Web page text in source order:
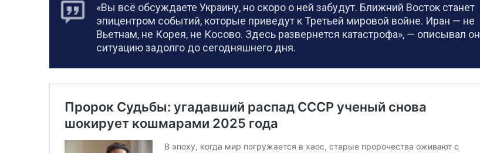
«Вы всё обсуждаете Украину, но скоро о ней забудут. Ближний Восток станет
эпицентром событий, которые приведут к Третьей мировой войне. Иран — не
Вьетнам, не Корея, не Косово. Здесь развернется катастрофа», — описывал он
ситуацию задолго до сегодняшнего дня.